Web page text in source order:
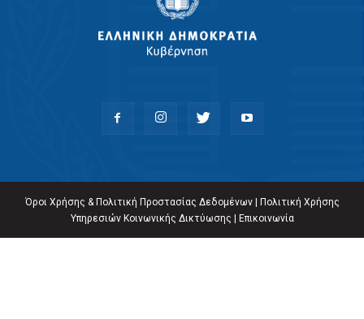
Όροι Χρήσης & Πολιτική Προστασίας Δεδομένων|
Πολιτική Χρήσης
Υπηρεσιών Κοινωνικής Δικτύωσης
Επικοινωνία